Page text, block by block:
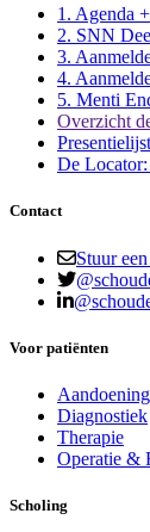
1. Agenda
2. SNN
3.
4.
5. Menti
Overzicht
De Locator:
Contact
Stuur
Voor patiënten
Diagnostiek
Therapie
Operatie &
Scholing